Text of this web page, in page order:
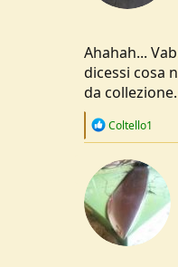
Ahahah...
dicessi cosa
da collezione.
R
c
i
o
n
s
Coltello1